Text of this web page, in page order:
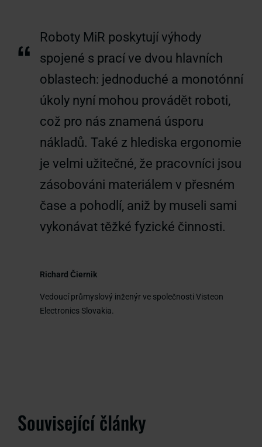
“
Roboty MiR poskytují výhody
spojené s prací ve dvou hlavních
oblastech: jednoduché a monotónní
úkoly nyní mohou provádět roboti,
což pro nás znamená úsporu
nákladů. Také z hlediska ergonomie
je velmi užitečné, že pracovníci jsou
zásobováni materiálem v přesném
čase a pohodlí, aniž by museli sami
vykonávat těžké fyzické činnosti.
Richard Čiernik
Vedoucí průmyslový inženýr ve společnosti Visteon
Electronics Slovakia.
Související články